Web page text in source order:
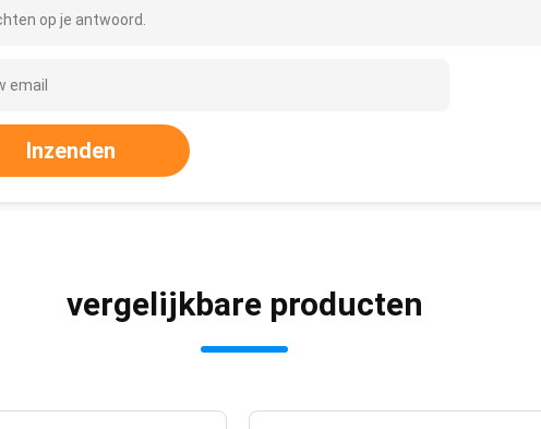
op je antwoord.
Inzenden
vergelijkbare producten